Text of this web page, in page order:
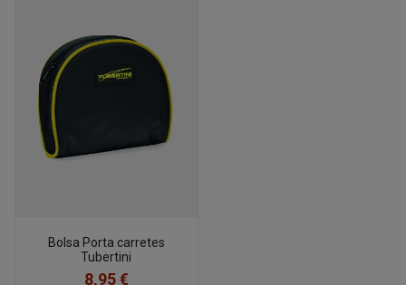
Bolsa Porta carretes
Tubertini
8,95 €